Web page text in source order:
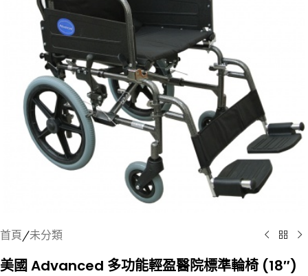
首頁/未分類
美國 Advanced 多功能輕盈醫院標準輪椅 (18″)